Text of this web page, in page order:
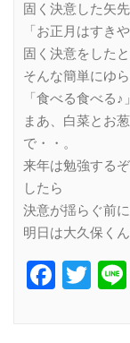
固く決意した矢
「お正月はすき
固く決意をしたと
そんな簡単にゆ
「食べる食べる
まあ、白菜とお
で・・。
来年は勉強する
したら
決意が揺らぐ前
明日は大久保く